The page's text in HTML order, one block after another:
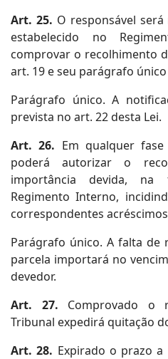
Art. 25. O responsável
estabelecido no
comprovar o recolhimento
art. 19 e seu parágrafo único
Parágrafo único. A
prevista no art. 22 desta Lei.
Art. 26. Em qualquer
poderá autorizar o
importância devida, na
Regimento Interno,
correspondentes
Parágrafo único. A falta de
parcela importará no
devedor.
Art. 27. Comprovado o
Tribunal expedirá quitação
Art. 28. Expirado o prazo